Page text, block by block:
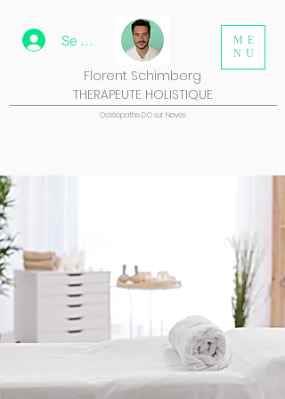
Florent Schimberg
THERAPEUTE HOLISTIQUE
Ostéopathe D.O sur Noves
Se connecter
ME
NU
Maux de tête, vertiges, bruxisme
Accompagnement de la femme enceinte, du senior et de l’enfant (3 ans et +)
Suivi du sportif pour optimiser récupération et performance
🧠 Une ostéopathie basée sur la compréhension du corps
Florent ne traite pas uniquement les symptômes : il cherche l’origine de vos douleurs pour un soulagement durable, en activant vos capacités d’autorégulation.
🚗 Accès rapide depuis Saint-Rémy
Le cabinet est à Noves, à 15 min de Saint-Rémy, dans un environnement calme. Stationnement facile.
Thérapeute holistique, ostéopathie proche Saint Rémy de Provence, massage lympho-drainant, thérapie fasciale. Enfant, senior, femme enceinte sportifs. Florent Schimberg
Bienvenue au Cabinet d'Ostéopathie de Florent
et personnalisée pour améliorer votre bien-être et votre
t, et techniques de libération fasciale, fournissant des soins adaptés à tous les âges et à
toutes les conditions physiques.
: Nos séances d'ostéopathie sont conçues pour traiter et prévenir divers troubles musculo-squelettiques
. En utilisant des techniques de manipulation douce,
nous aidons à soulager les douleurs dorsales, cervicales, les migraines, les sciatiques, et bien plus encore. Chaque traitement est adapté aux besoins spécifiques du
: Ce type de massage est particulièrement efficace pour stimuler la circulation lymphatique, réduire les œdèmes et favoriser la détoxification du
corps. Il est bénéfique pour les personnes souffrant de rétention d'eau, de jambes lourdes ou de troubles circulatoires.
Techniques de Libération Fasciale : Ces techniques visent à relâcher les tensions des fascias, les tissus conjonctifs entourant les muscles et les organes. Elles améliorent
Nous offrons une prise en charge globale et personnalisée pour :
Enfants : Traitement des troubles posturaux, des coliques, des troubles du sommeil, et autres.